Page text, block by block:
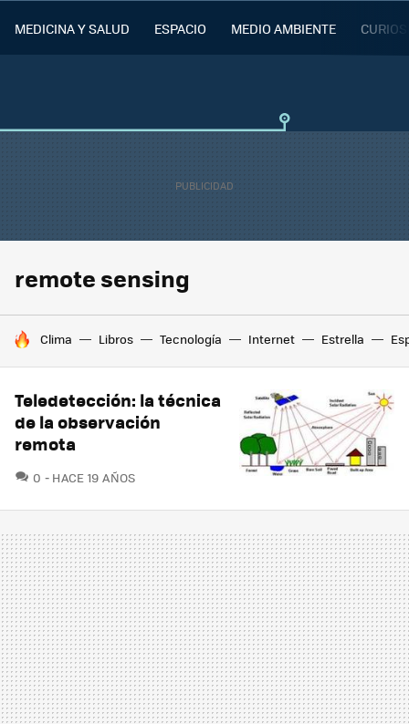
MEDICINA Y SALUD ESPACIO MEDIO AMBIENTE
remote sensing
HOY SE HABLA DE
Clima Libros Tecnología Internet Estrella
Teledetección: la técnica
de la observación
remota
0 COMENTARIOS
HACE 19 AÑOS